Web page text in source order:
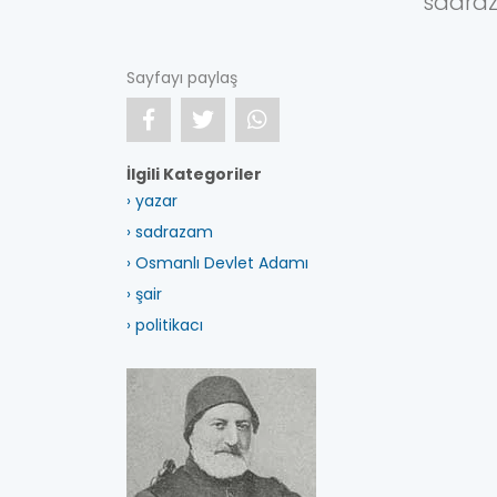
Sayfayı paylaş
İlgili Kategoriler
› yazar
› sadrazam
› Osmanlı Devlet Adamı
› şair
› politikacı